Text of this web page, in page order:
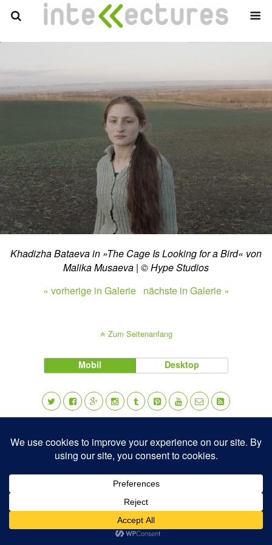
Khadizha Bataeva in »The Cage Is Looking for a Bird« von
Malika Musaeva | © Hype Studios
« vorherige in Galerie nächste in Galerie »
Zum Seitenanfang
Mobil Desktop